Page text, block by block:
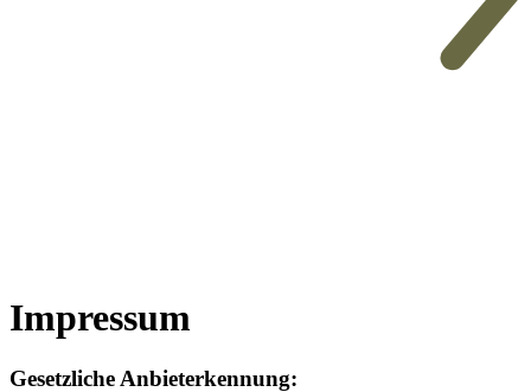
Impressum
Gesetzliche Anbieterkennung: